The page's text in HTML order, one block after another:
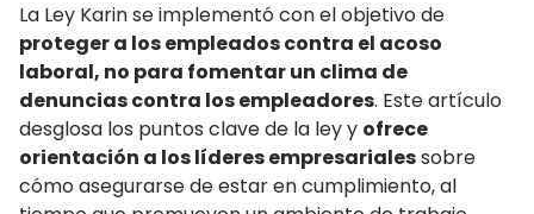
La Ley Karin se implementó con el objetivo de
proteger a los empleados contra el acoso
laboral, no para fomentar un clima de
denuncias contra los empleadores. Este artículo
desglosa los puntos clave de la ley y ofrece
orientación a los líderes empresarialessobre
cómo asegurarse de estar en cumplimiento, al